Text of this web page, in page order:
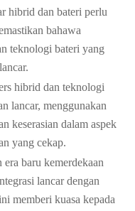
hibrid dan bateri perlu
bahawa
teknologi bateri yang
hibrid dan teknologi
lancar, menggunakan
keserasian dalam aspek
yang cekap.
baru kemerdekaan
lancar dengan
memberi kuasa kepada